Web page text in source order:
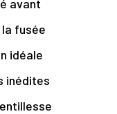
avant
fusée
idéale
inédites